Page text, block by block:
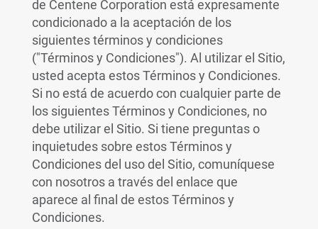
de Centene Corporation está expresamente
condicionado a la aceptación de los
siguientes términos y condiciones
("Términos y Condiciones"). Al utilizar el Sitio,
usted acepta estos Términos y Condiciones.
Si no está de acuerdo con cualquier parte de
los siguientes Términos y Condiciones, no
debe utilizar el Sitio. Si tiene preguntas o
inquietudes sobre estos Términos y
Condiciones del uso del Sitio, comuníquese
con nosotros a través del enlace que
aparece al final de estos Términos y
Condiciones.